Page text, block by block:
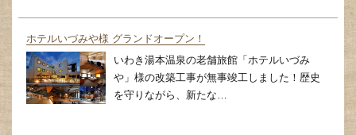
ホテルいづみや様 グランドオープン！
いわき湯本温泉の老舗旅館「ホテルいづみ
や」様の改築工事が無事竣工しました！歴史
を守りながら、新たな…